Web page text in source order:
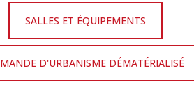
SALLES ET ÉQUIPEMENTS
D'URBANISME DÉMATÉRIALISÉ